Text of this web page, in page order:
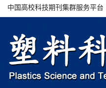
中国高校科技期刊集群服务平台